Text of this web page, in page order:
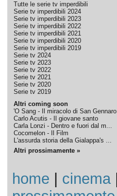
Tutte le serie tv imperdibili
Serie tv imperdibili 2024
Serie tv imperdibili 2023
Serie tv imperdibili 2022
Serie tv imperdibili 2021
Serie tv imperdibili 2020
Serie tv imperdibili 2019
Serie tv 2024
Serie tv 2023
Serie tv 2022
Serie tv 2021
Serie tv 2020
Serie tv 2019
Altri coming soon
'O Sang - Il miracolo di San Gennaro
Carlo Acutis - Il giovane santo
Carla Lonzi - Dentro e fuori dal m...
Cocomelon - Il Film
L'assurda storia della Gialappa's ...
Altri prossimamente »
home cinema|